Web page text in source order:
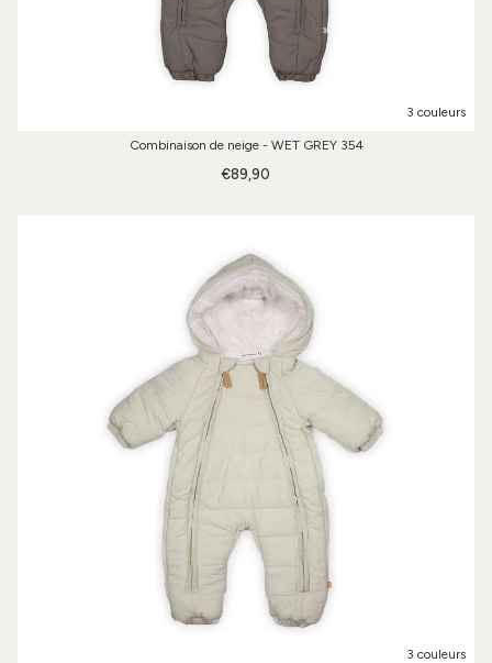
3 couleurs
Combinaison de neige - WET GREY 354
€89,90
3 couleurs